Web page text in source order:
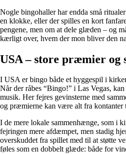
Nogle bingohaller har endda små
en klokke, eller der spilles en kort
pengene, men om at dele glæden – og
kærligt over, hvem der mon bliver den
USA – store præmier og
I USA er bingo både et hyggespil i
Når der råbes “Bingo!” i Las Vegas,
musik. Her fejres gevinsterne med
og præmierne kan være alt fra kontanter
I de mere lokale sammenhænge, som i
fejringen mere afdæmpet, men stadig
overskuddet fra spillet med til at støtte
føles som en dobbelt glæde: både for